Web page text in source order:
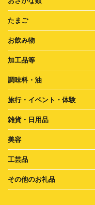
たまご
お飲み物
加工品等
調味料・油
旅行・イベント・体験
雑貨・日用品
美容
工芸品
その他のお礼品